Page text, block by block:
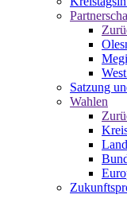
Satzung
Wahlen